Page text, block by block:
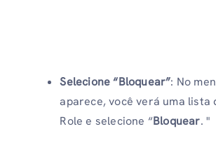
Selecione “Bloquear”: No
aparece, você verá uma lista
Role e selecione “Bloquear. "